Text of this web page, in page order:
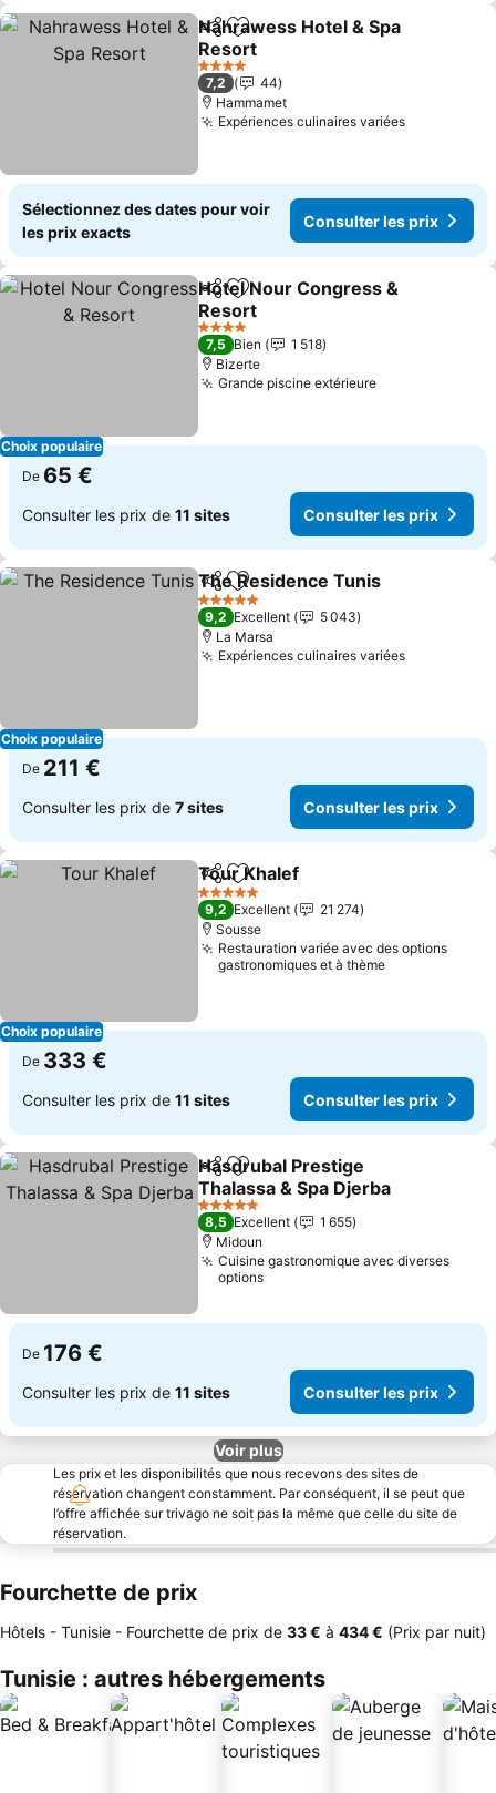
PartagerAjouter à mes favoris
Nahrawess Hotel & Spa
Resort
4 Étoiles
7,2
44
Hammamet
Expériences culinaires variées
Sélectionnez des dates pour voir
les prix exacts
Consulter les prix
Choix populaire
PartagerAjouter à mes favoris
Hotel Nour Congress &
Resort
4 Étoiles
7,5 Bien
1 518
Bizerte
Grande piscine extérieure
De 65 €
Consulter les prix de 11 sites Consulter les prix
Choix populaire
PartagerAjouter à mes favoris
The Residence Tunis
5 Étoiles
9,2 Excellent
5 043
La Marsa
Expériences culinaires variées
De 211 €
Consulter les prix de 7 sites Consulter les prix
Choix populaire
PartagerAjouter à mes favoris
Tour Khalef
5 Étoiles
9,2 Excellent
21 274
Sousse
Restauration variée avec des options
gastronomiques et à thème
De 333 €
Consulter les prix de 11 sites Consulter les prix
PartagerAjouter à mes favoris
Hasdrubal Prestige
Thalassa & Spa Djerba
5 Étoiles
8,5 Excellent
1 655
Midoun
Cuisine gastronomique avec diverses
options
De 176 €
Consulter les prix de 11 sites Consulter les prix
Voir plus
Les prix et les disponibilités que nous recevons des sites de
réservation changent constamment. Par conséquent, il se peut que
l’offre affichée sur trivago ne soit pas la même que celle du site de
réservation.
Fourchette de prix
Hôtels - Tunisie - Fourchette de prix de ‎33 € à ‎434 € (Prix par nuit)
Tunisie : autres hébergements